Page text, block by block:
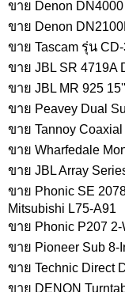
ขาย Denon
ขาย Denon
ขาย Tascam รุ่น
ขาย JBL SR 4719A
ขาย JBL MR 925
ขาย Peavey Dual
ขาย Tannoy
ขาย Wharfedale
ขาย JBL Array
ขาย Phonic SE
Mitsubishi L75-A91
ขาย Phonic P207 2-
ขาย Pioneer Sub 8-
ขาย Technic Direct
ขาย DENON